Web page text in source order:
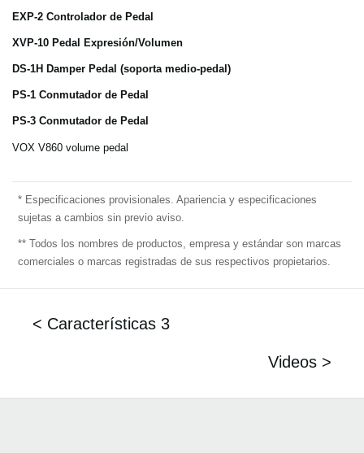
EXP-2 Controlador de Pedal
XVP-10 Pedal Expresión/Volumen
DS-1H Damper Pedal (soporta medio-pedal)
PS-1 Conmutador de Pedal
PS-3 Conmutador de Pedal
VOX V860 volume pedal
* Especificaciones provisionales. Apariencia y especificaciones
sujetas a cambios sin previo aviso.
** Todos los nombres de productos, empresa y estándar son marcas
comerciales o marcas registradas de sus respectivos propietarios.
< Características 3
Videos >